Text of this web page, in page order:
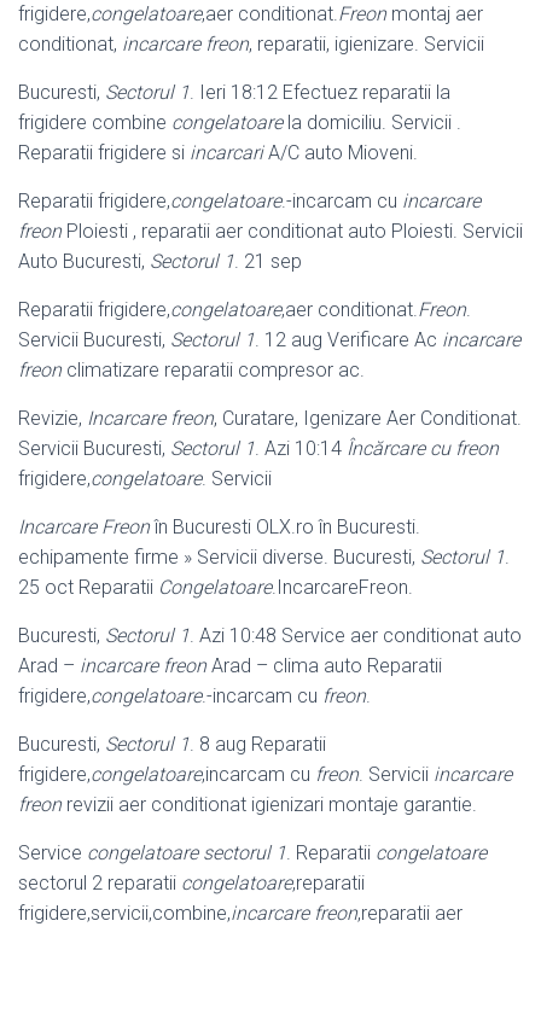
frigidere,congelatoare,aer conditionat.Freonmontaj aer
conditionat, incarcare freon, reparatii, igienizare. Servicii
Bucuresti, Sectorul 1. Ieri 18:12 Efectuez reparatii la
frigidere combine congelatoarela domiciliu. Servicii .
Reparatii frigidere si incarcariA/C auto Mioveni.
Reparatii frigidere,congelatoare.-incarcam cu incarcare
freonPloiesti , reparatii aer conditionat auto Ploiesti. Servicii
Auto Bucuresti, Sectorul 1. 21 sep
Reparatii frigidere,congelatoare,aer conditionat.Freon.
Servicii Bucuresti, Sectorul 1. 12 aug Verificare Ac incarcare
freonclimatizare reparatii compresor ac.
Revizie, Incarcare freon, Curatare, Igenizare Aer Conditionat.
Servicii Bucuresti, Sectorul 1. Azi 10:14 Încărcare cu freon
frigidere,congelatoare. Servicii
Incarcare Freonîn Bucuresti OLX.ro în Bucuresti.
echipamente firme » Servicii diverse. Bucuresti, Sectorul 1.
25 oct Reparatii Congelatoare.IncarcareFreon.
Bucuresti, Sectorul 1. Azi 10:48 Service aer conditionat auto
Arad – incarcare freonArad – clima auto Reparatii
frigidere,congelatoare.-incarcam cu freon.
Bucuresti, Sectorul 1. 8 aug Reparatii
frigidere,congelatoare,incarcam cu freon. Servicii incarcare
freonrevizii aer conditionat igienizari montaje garantie.
Service congelatoare sectorul 1. Reparatii congelatoare
sectorul 2 reparatii congelatoare,reparatii
frigidere,servicii,combine,incarcare freon,reparatii aer